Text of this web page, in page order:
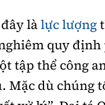
đây làlực lượng
quy
tập thể công
Mặc dù chúng